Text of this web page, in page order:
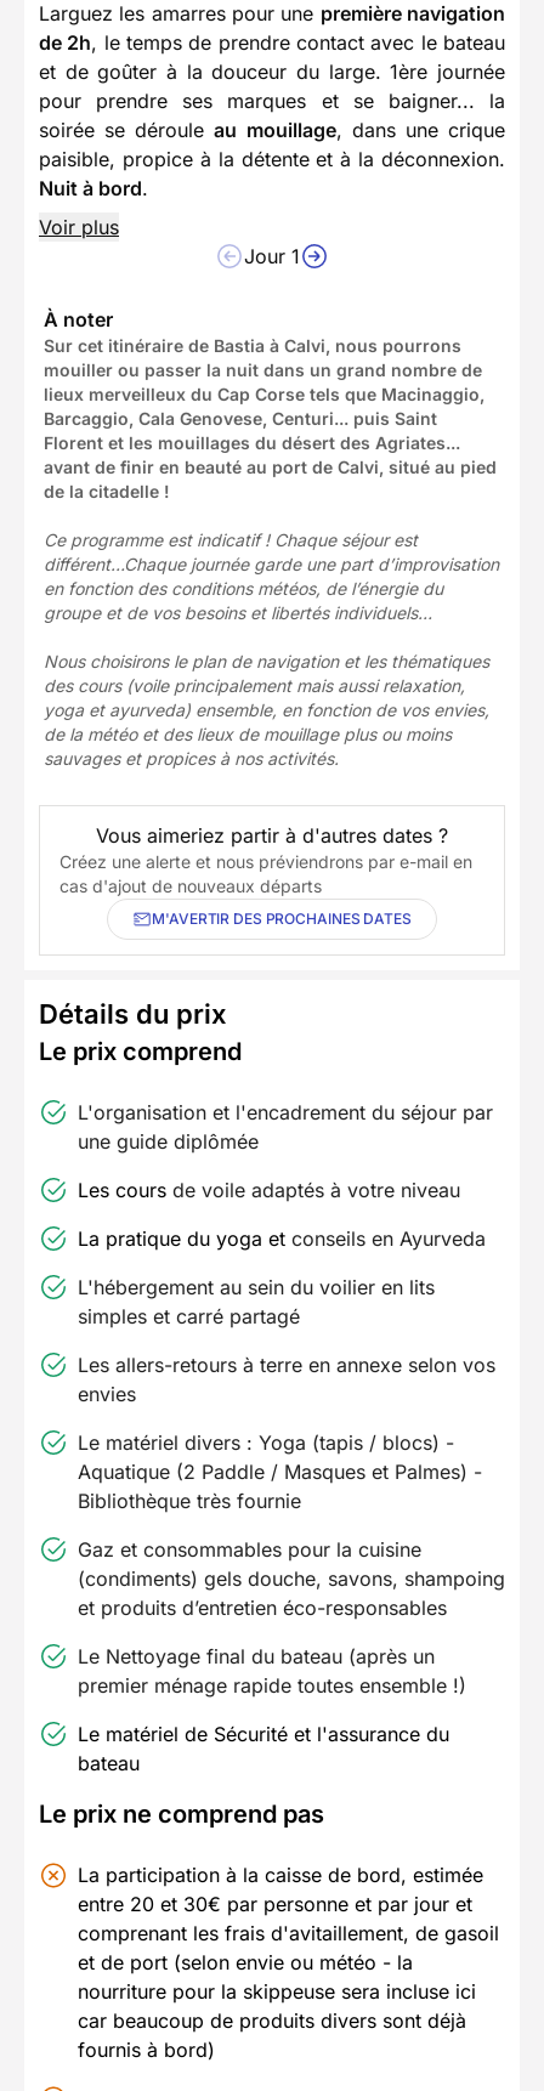
Larguez les amarres pour une première navigation
de 2h, le temps de prendre contact avec le bateau
et de goûter à la douceur du large. 1ère journée
pour prendre ses marques et se baigner... la
soirée se dérouleau mouillage, dans une crique
paisible, propice à la détente et à la déconnexion.
Nuit à bord.
Voir plus
Jour 1
À noter
Sur cet itinéraire de Bastia à Calvi, nous pourrons
mouiller ou passer la nuit dans un grand nombre de
lieux merveilleux du Cap Corse tels que Macinaggio,
Barcaggio, Cala Genovese, Centuri... puis Saint
Florent et les mouillages du désert des Agriates...
avant de finir en beauté au port de Calvi, situé au pied
de la citadelle !
Ce programme est indicatif ! Chaque séjour est
différent…Chaque journée garde une part d’improvisation
en fonction des conditions météos, de l’énergie du
groupe et de vos besoins et libertés individuels…
Nous choisirons le plan de navigation et les thématiques
des cours (voile principalement mais aussi relaxation,
yoga et ayurveda) ensemble, en fonction de vos envies,
de la météo et des lieux de mouillage plus ou moins
sauvages et propices à nos activités.
Vous aimeriez partir à d'autres dates ?
Créez une alerte et nous préviendrons par e-mail en
cas d'ajout de nouveaux départs
M'AVERTIR DES PROCHAINES DATES
Détails du prix
Le prix comprend
L'organisation et l'encadrement du séjour par
une guide diplômée
Les cours de voile adaptés à votre niveau
La pratique du yoga et conseils en Ayurveda
L'hébergement au sein du voilier en lits
simples et carré partagé
Les allers-retours à terre en annexe selon vos
envies
Le matériel divers : Yoga (tapis / blocs) -
Aquatique (2 Paddle / Masques et Palmes) -
Bibliothèque très fournie
Gaz et consommables pour la cuisine
(condiments) gels douche, savons, shampoing
et produits d’entretien éco-responsables
Le Nettoyage final du bateau (après un
premier ménage rapide toutes ensemble !)
Le matériel de Sécurité et l'assurance du
bateau
Le prix ne comprend pas
La participation à la caisse de bord, estimée
entre 20 et 30€ par personne et par jour et
comprenant les frais d'avitaillement, de gasoil
et de port (selon envie ou météo - la
nourriture pour la skippeuse sera incluse ici
car beaucoup de produits divers sont déjà
fournis à bord)